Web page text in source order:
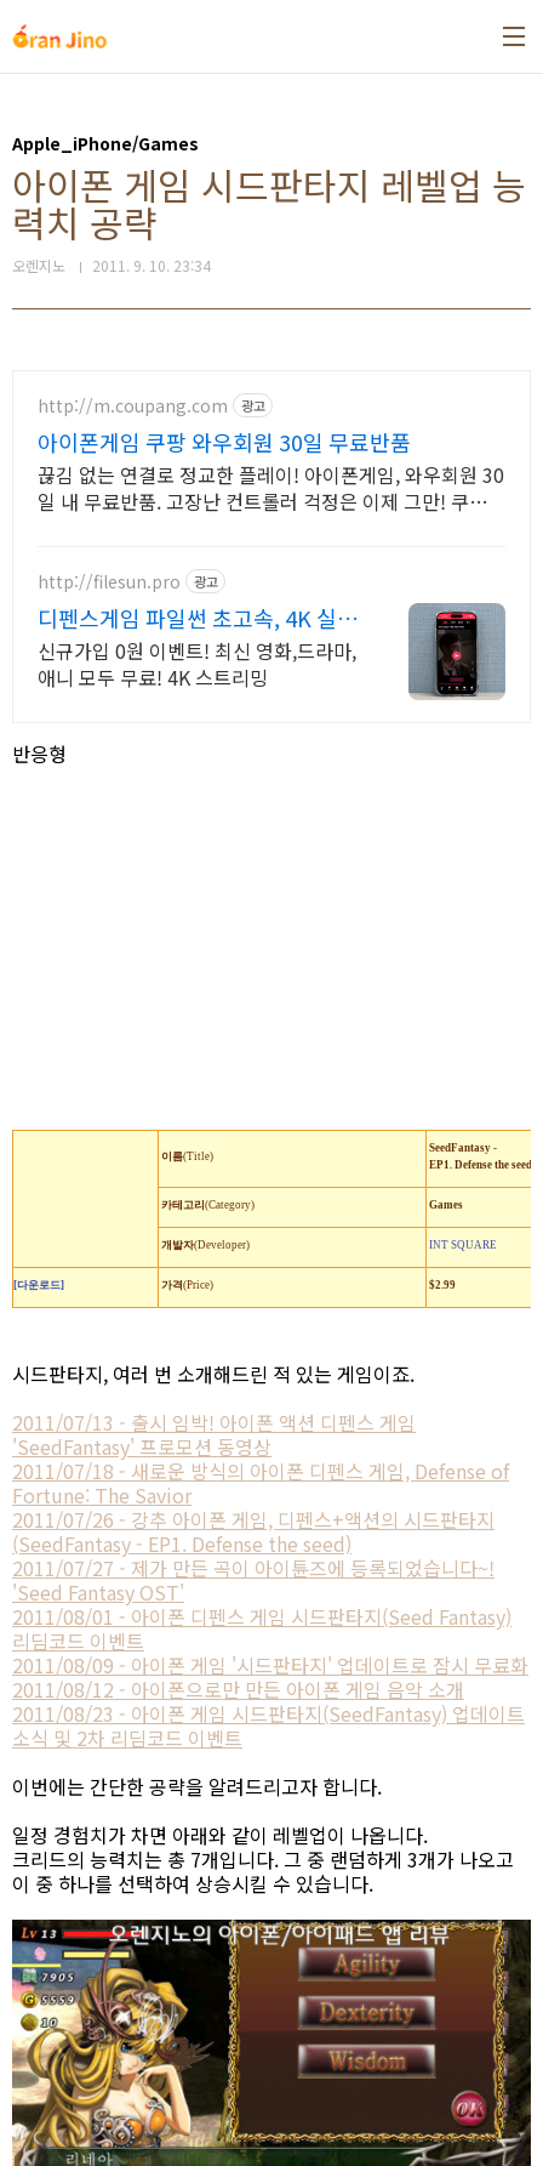
Apple_iPhone/Games
아이폰 게임 시드판타지 레벨업 능
력치 공략
오렌지노 2011. 9. 10. 23:34
http://m.coupang.com 광고
아이폰게임 쿠팡 와우회원 30일 무료반품
끊김 없는 연결로 정교한 플레이! 아이폰게임, 와우회원 30
일 내 무료반품. 고장난 컨트롤러 걱정은 이제 그만! 쿠팡에
http://filesun.pro 광고
디펜스게임 파일썬 초고속, 4K 실시
간 보기!
신규가입 0원 이벤트! 최신 영화,드라마,
애니 모두 무료! 4K 스트리밍
반응형
이름(Title)
SeedFantasy -
EP1. Defense the seed
카테고리 (Category) Games
개발자(Developer) INT SQUARE
[다운로드] 가격 (Price) $2.99
시드판타지, 여러 번 소개해드린 적 있는 게임이죠.
2011/07/13 - 출시 임박! 아이폰 액션 디펜스 게임
'SeedFantasy' 프로모션 동영상
2011/07/18 - 새로운 방식의 아이폰 디펜스 게임, Defense of
Fortune: The Savior
2011/07/26 - 강추 아이폰 게임, 디펜스+액션의 시드판타지
(SeedFantasy - EP1. Defense the seed)
2011/07/27 - 제가 만든 곡이 아이튠즈에 등록되었습니다~!
'Seed Fantasy OST'
2011/08/01 - 아이폰 디펜스 게임 시드판타지(Seed Fantasy)
리딤코드 이벤트
2011/08/09 - 아이폰 게임 '시드판타지' 업데이트로 잠시 무료화
2011/08/12 - 아이폰으로만 만든 아이폰 게임 음악 소개
2011/08/23 - 아이폰 게임 시드판타지(SeedFantasy) 업데이트
소식 및 2차 리딤코드 이벤트
이번에는 간단한 공략을 알려드리고자 합니다.
일정 경험치가 차면 아래와 같이 레벨업이 나옵니다.
크리드의 능력치는 총 7개입니다. 그 중 랜덤하게 3개가 나오고
이 중 하나를 선택하여 상승시킬 수 있습니다.